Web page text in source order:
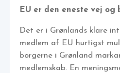
EU er den eneste vej og
Det er i Grønlands klare
medlem af EU hurtigst
borgerne i Grønland
medlemskab. En